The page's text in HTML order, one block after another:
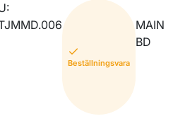
Beställningsvara
MAIN
BD